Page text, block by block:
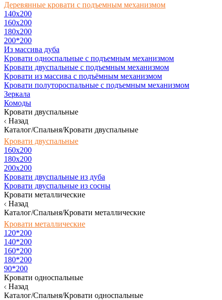
Деревянные кровати с подъемным механизмом
140x200
160х200
180х200
200*200
Из массива дуба
Кровати односпальные с подъемным механизмом
Кровати двуспальные с подъемным механизмом
Кровати из массива с подъёмным механизмом
Кровати полутороспальные с подъемным механизмом
Зеркала
Комоды
Кровати двуспальные
Назад
Каталог/Спальня/Кровати двуспальные
Кровати двуспальные
160х200
180x200
200x200
Кровати двуспальные из дуба
Кровати двуспальные из сосны
Кровати металлические
Назад
Каталог/Спальня/Кровати металлические
Кровати металлические
120*200
140*200
160*200
180*200
90*200
Кровати односпальные
Назад
Каталог/Спальня/Кровати односпальные